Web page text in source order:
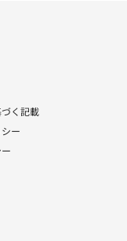
く記載
ー